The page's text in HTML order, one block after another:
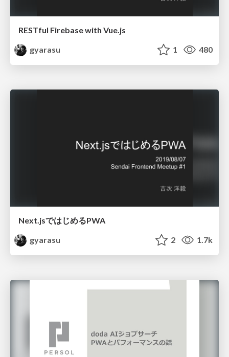
RESTful Firebase with Vue.js
gyarasu
1 480
Next.jsではじめるPWA
gyarasu
2 1.7k